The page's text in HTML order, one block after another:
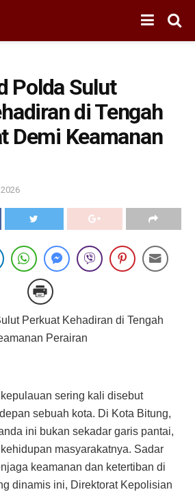
Polda Sulut
di Tengah
Demi Keamanan
Perkuat Kehadiran di Tengah
Perairan
sering kali disebut
sebuah kota. Di Kota Bitung,
ini bukan sekadar garis pantai,
masyarakatnya. Sadar
keamanan dan ketertiban di
dinamis ini, Direktorat Kepolisian